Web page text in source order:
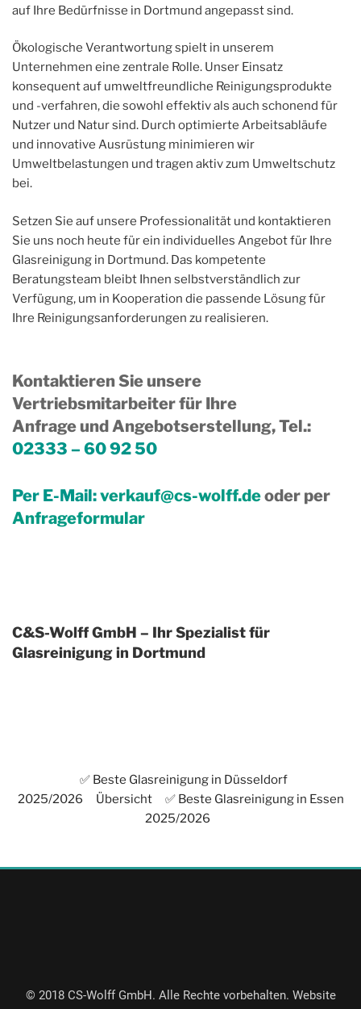
auf Ihre Bedürfnisse in Dortmund angepasst sind.
Ökologische Verantwortung spielt in unserem
Unternehmen eine zentrale Rolle. Unser Einsatz
konsequent auf umweltfreundliche Reinigungsprodukte
und -verfahren, die sowohl effektiv als auch schonend für
Nutzer und Natur sind. Durch optimierte Arbeitsabläufe
und innovative Ausrüstung minimieren wir
Umweltbelastungen und tragen aktiv zum Umweltschutz
bei.
Setzen Sie auf unsere Professionalität und kontaktieren
Sie uns noch heute für ein individuelles Angebot für Ihre
Glasreinigung in Dortmund. Das kompetente
Beratungsteam bleibt Ihnen selbstverständlich zur
Verfügung, um in Kooperation die passende Lösung für
Ihre Reinigungsanforderungen zu realisieren.
Kontaktieren Sie unsere
Vertriebsmitarbeiter für Ihre
Anfrage und Angebotserstellung, Tel.:
02333 – 60 92 50
Per E-Mail:verkauf@cs-wolff.deoder per
Anfrageformular
C&S-Wolff GmbH – Ihr Spezialist für
Glasreinigung in Dortmund
✅ Beste Glasreinigung in Düsseldorf
2025/2026
Übersicht
✅ Beste Glasreinigung in Essen
2025/2026
© 2018 CS-Wolff GmbH. Alle Rechte vorbehalten. Website